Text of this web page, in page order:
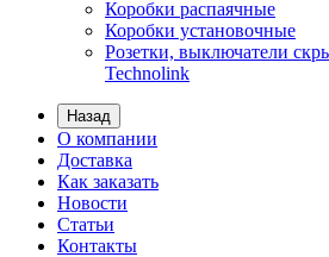
Коробки распаячные
Коробки установочные
Розетки, выключатели
Technolink
Назад
О компании
Доставка
Как заказать
Новости
Статьи
Контакты